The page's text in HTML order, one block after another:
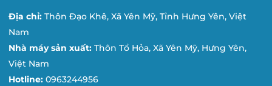
Địa chỉ: Thôn Đạo Khê, Xã Yên Mỹ, Tỉnh Hưng Yên, Việt
Nam
Nhà máy sản xuất: Thôn Tổ Hỏa, Xã Yên Mỹ, Hưng Yên,
Việt Nam
Hotline: 0963244956